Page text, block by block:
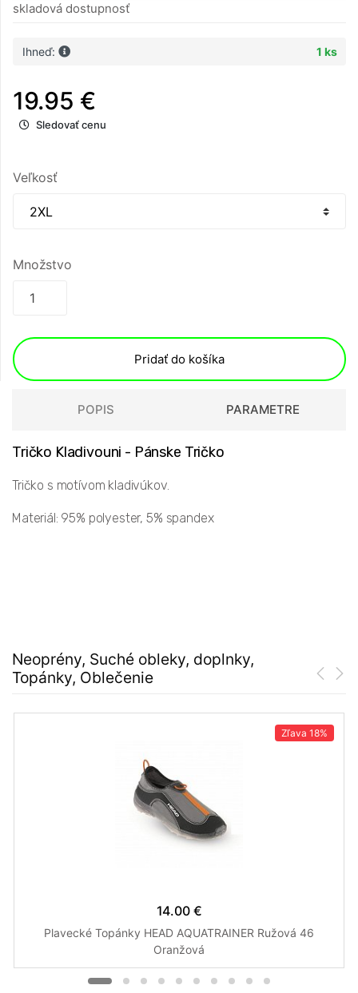
skladová dostupnosť
Ihneď: 1 ks
19.95 €
Sledovať cenu
Veľkosť
Množstvo
Pridať do košíka
POPIS PARAMETRE
Tričko Kladivouni - Pánske Tričko
Tričko s motívom kladivúkov.
Materiál: 95% polyester, 5% spandex
Neoprény, Suché obleky, doplnky,
Topánky, Oblečenie
Zľava 18%
14.00 €
Plavecké Topánky HEAD AQUATRAINER Ružová 46
Oranžová